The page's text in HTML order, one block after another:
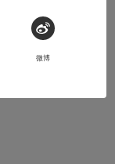
微博